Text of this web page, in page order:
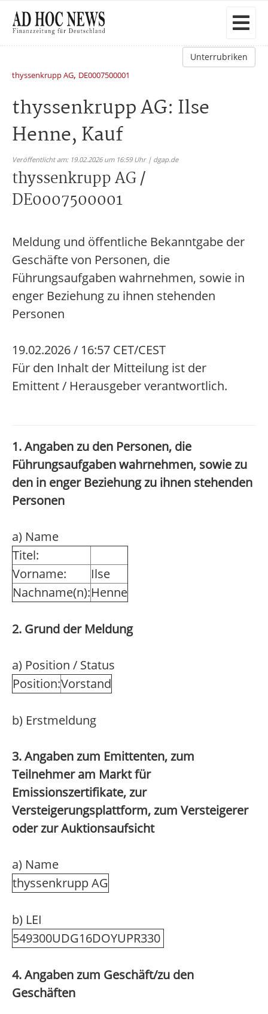
Unterrubriken
thyssenkrupp AG, DE0007500001
thyssenkrupp AG: Ilse
Henne, Kauf
Veröffentlicht am: 19.02.2026 um 16:59 Uhr | dgap.de
thyssenkrupp AG /
DE0007500001
Meldung und öffentliche Bekanntgabe der
Geschäfte von Personen, die
Führungsaufgaben wahrnehmen, sowie in
enger Beziehung zu ihnen stehenden
Personen
19.02.2026 / 16:57 CET/CEST
Für den Inhalt der Mitteilung ist der
Emittent / Herausgeber verantwortlich.
1. Angaben zu den Personen, die
Führungsaufgaben wahrnehmen, sowie zu
den in enger Beziehung zu ihnen stehenden
Personen
a) Name
Titel:
Vorname:
Ilse
Nachname(n):Henne
2. Grund der Meldung
a) Position / Status
Position:Vorstand
b) Erstmeldung
3. Angaben zum Emittenten, zum
Teilnehmer am Markt für
Emissionszertifikate, zur
Versteigerungsplattform, zum Versteigerer
oder zur Auktionsaufsicht
a) Name
thyssenkrupp AG
b) LEI
549300UDG16DOYUPR330
4. Angaben zum Geschäft/zu den
Geschäften